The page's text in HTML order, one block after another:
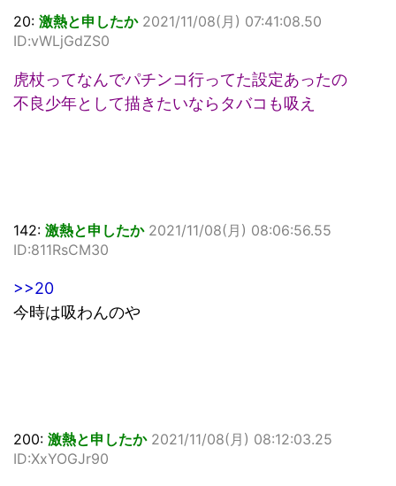
20: 激熱と申したか 2021/11/08(月) 07:41:08.50
ID:vWLjGdZS0
虎杖ってなんでパチンコ行ってた設定あったの
不良少年として描きたいならタバコも吸え
142: 激熱と申したか 2021/11/08(月) 08:06:56.55
ID:811RsCM30
>>20
今時は吸わんのや
200: 激熱と申したか 2021/11/08(月) 08:12:03.25
ID:XxYOGJr90